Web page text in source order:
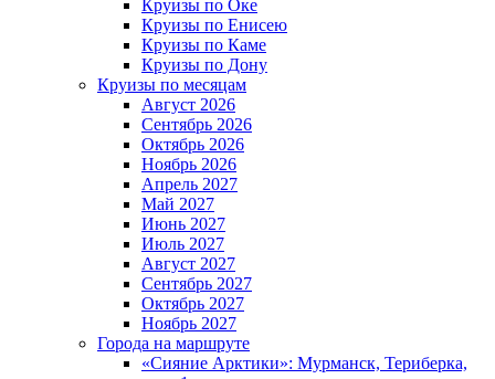
Круизы по Оке
Круизы по Енисею
Круизы по Каме
Круизы по Дону
Круизы по месяцам
Август 2026
Сентябрь 2026
Октябрь 2026
Ноябрь 2026
Апрель 2027
Май 2027
Июнь 2027
Июль 2027
Август 2027
Сентябрь 2027
Октябрь 2027
Ноябрь 2027
Города на маршруте
«Сияние Арктики»: Мурманск, Териберка,